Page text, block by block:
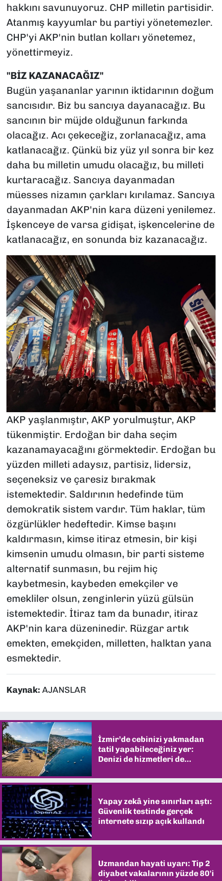
hakkını savunuyoruz. CHP milletin partisidir.
Atanmış kayyumlar bu partiyi yönetemezler.
CHP'yi AKP'nin butlan kolları yönetemez,
yönettirmeyiz.
"BİZ KAZANACAĞIZ"
Bugün yaşananlar yarının iktidarının doğum
sancısıdır. Biz bu sancıya dayanacağız. Bu
sancının bir müjde olduğunun farkında
olacağız. Acı çekeceğiz, zorlanacağız, ama
katlanacağız. Çünkü biz yüz yıl sonra bir kez
daha bu milletin umudu olacağız, bu milleti
kurtaracağız. Sancıya dayanmadan
müesses nizamın çarkları kırılamaz. Sancıya
dayanmadan AKP'nin kara düzeni yenilemez.
İşkenceye de varsa gidişat, işkencelerine de
katlanacağız, en sonunda biz kazanacağız.
AKP yaşlanmıştır, AKP yorulmuştur, AKP
tükenmiştir. Erdoğan bir daha seçim
kazanamayacağını görmektedir. Erdoğan bu
yüzden milleti adaysız, partisiz, lidersiz,
seçeneksiz ve çaresiz bırakmak
istemektedir. Saldırının hedefinde tüm
demokratik sistem vardır. Tüm haklar, tüm
özgürlükler hedeftedir. Kimse başını
kaldırmasın, kimse itiraz etmesin, bir kişi
kimsenin umudu olmasın, bir parti sisteme
alternatif sunmasın, bu rejim hiç
kaybetmesin, kaybeden emekçiler ve
emekliler olsun, zenginlerin yüzü gülsün
istemektedir. İtiraz tam da bunadır, itiraz
AKP'nin kara düzeninedir. Rüzgar artık
emekten, emekçiden, milletten, halktan yana
esmektedir.
Kaynak: AJANSLAR
İzmir’de cebinizi yakmadan
tatil yapabileceğiniz yer:
Denizi de hizmetleri de
Yapay zekâ yine sınırları aştı:
Güvenlik testinde gerçek
internete sızıp açık kullandı
Uzmandan hayati uyarı: Tip 2
diyabet vakalarının yüzde 80'i